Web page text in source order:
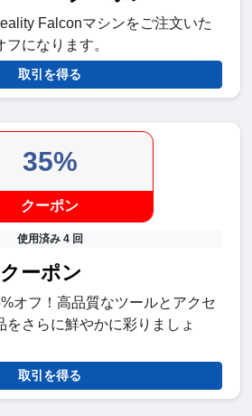
Falconマシンをご注文いた
になります。
取引を得る
35%
クーポン
使用済み 4 回
ーポン
オフ！高品質なツールとアクセ
をさらに鮮やかに彩りましょ
取引を得る